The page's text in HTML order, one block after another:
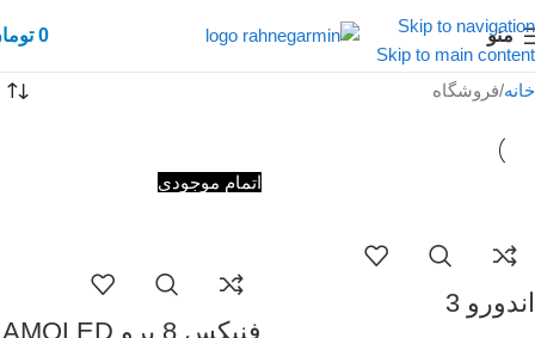
Skip to navigation
Skip to main content
منو 0
خانه فروشگاه
اندورو 3
اتمام موجودی
فنیکس 8 پرو AMOLED